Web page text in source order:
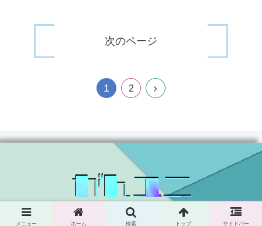
次のページ
1 2
次
© 2024 がんユニ.
メニュー ホーム 検索 トップ サイドバー